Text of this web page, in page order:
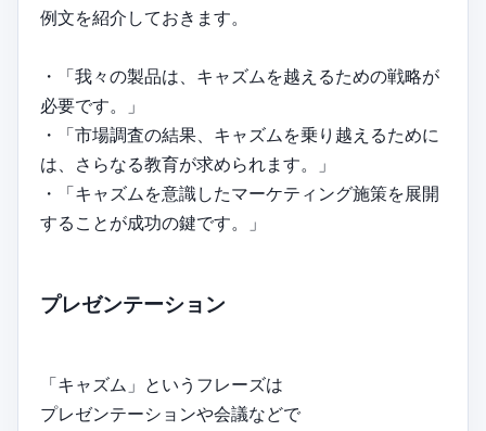
例文を紹介しておきます。
・「我々の製品は、キャズムを越えるための戦略が
必要です。」
・「市場調査の結果、キャズムを乗り越えるために
は、さらなる教育が求められます。」
・「キャズムを意識したマーケティング施策を展開
することが成功の鍵です。」
プレゼンテーション
「キャズム」というフレーズは
プレゼンテーションや会議などで